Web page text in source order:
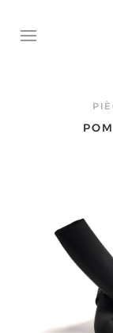
Ouvrir le menu
de votre
Nom
Courriel